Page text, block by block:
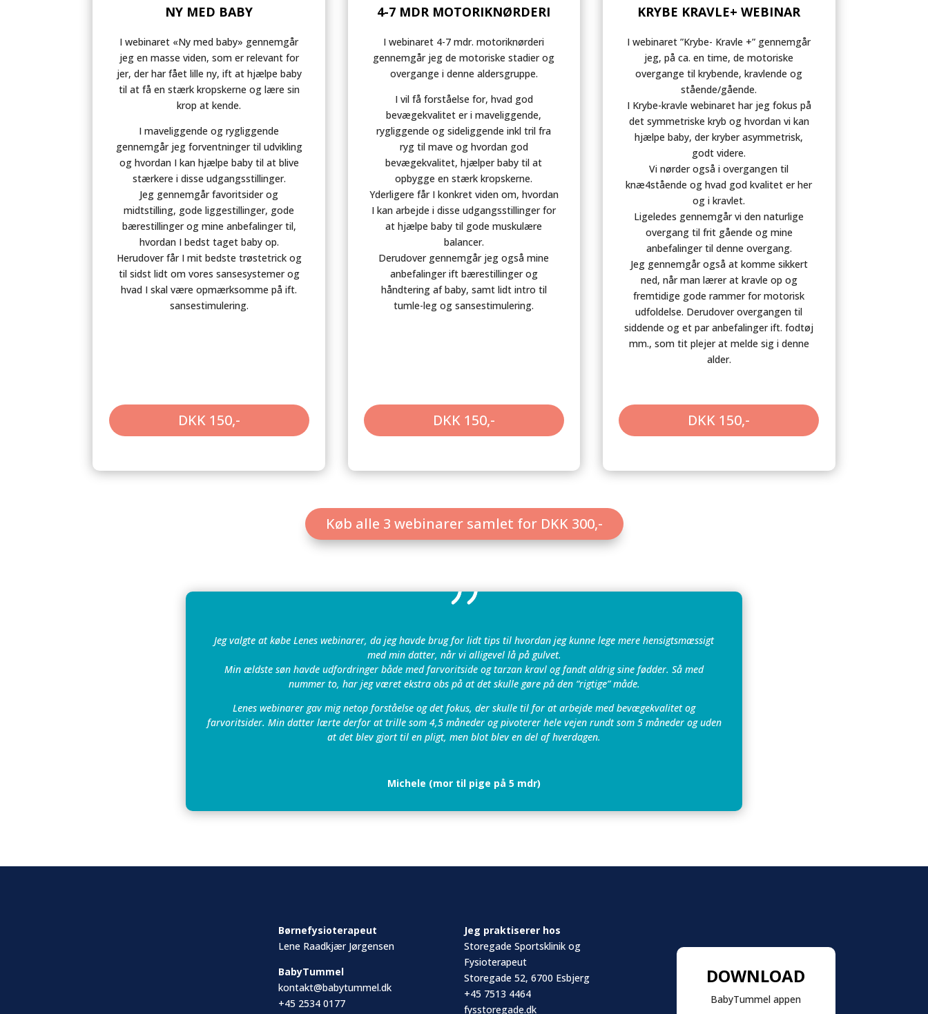
NY MED BABY
I webinaret «Ny med baby» gennemgår
jeg en masse viden, som er relevant for
jer, der har fået lille ny, ift at hjælpe baby
til at få en stærk kropskerne og lære sin
krop at kende.
I maveliggende og rygliggende
gennemgår jeg forventninger til udvikling
og hvordan I kan hjælpe baby til at blive
stærkere i disse udgangsstillinger.
Jeg gennemgår favoritsider og
midtstilling, gode liggestillinger, gode
bærestillinger og mine anbefalinger til,
hvordan I bedst taget baby op.
Herudover får I mit bedste trøstetrick og
til sidst lidt om vores sansesystemer og
hvad I skal være opmærksomme på ift.
sansestimulering.
DKK 150,-
4-7 MDR MOTORIKNØRDERI
I webinaret 4-7 mdr. motoriknørderi
gennemgår jeg de motoriske stadier og
overgange i denne aldersgruppe.
I vil få forståelse for, hvad god
bevægekvalitet er i maveliggende,
rygliggende og sideliggende inkl tril fra
ryg til mave og hvordan god
bevægekvalitet, hjælper baby til at
opbygge en stærk kropskerne.
Yderligere får I konkret viden om, hvordan
I kan arbejde i disse udgangsstillinger for
at hjælpe baby til gode muskulære
balancer.
Derudover gennemgår jeg også mine
anbefalinger ift bærestillinger og
håndtering af baby, samt lidt intro til
tumle-leg og sansestimulering.
DKK 150,-
KRYBE KRAVLE+ WEBINAR
I webinaret ”Krybe- Kravle +” gennemgår
jeg, på ca. en time, de motoriske
overgange til krybende, kravlende og
stående/gående.
I Krybe-kravle webinaret har jeg fokus på
det symmetriske kryb og hvordan vi kan
hjælpe baby, der kryber asymmetrisk,
godt videre.
Vi nørder også i overgangen til
knæ4stående og hvad god kvalitet er her
og i kravlet.
Ligeledes gennemgår vi den naturlige
overgang til frit gående og mine
anbefalinger til denne overgang.
Jeg gennemgår også at komme sikkert
ned, når man lærer at kravle op og
fremtidige gode rammer for motorisk
udfoldelse. Derudover overgangen til
siddende og et par anbefalinger ift. fodtøj
mm., som tit plejer at melde sig i denne
alder.
DKK 150,-
Køb alle 3 webinarer samlet for DKK 300,-
Jeg valgte at købe Lenes webinarer, da jeg havde brug for lidt tips til hvordan jeg kunne lege mere hensigtsmæssigt
med min datter, når vi alligevel lå på gulvet.
Min ældste søn havde udfordringer både med farvoritside og tarzan kravl og fandt aldrig sine fødder. Så med
nummer to, har jeg været ekstra obs på at det skulle gøre på den “rigtige” måde.
Lenes webinarer gav mig netop forståelse og det fokus, der skulle til for at arbejde med bevægekvalitet og
farvoritsider. Min datter lærte derfor at trille som 4,5 måneder og pivoterer hele vejen rundt som 5 måneder og uden
at det blev gjort til en pligt, men blot blev en del af hverdagen.
Michele (mor til pige på 5 mdr)
Børnefysioterapeut
Lene Raadkjær Jørgensen
BabyTummel
kontakt@babytummel.dk
+45 2534 0177
Jeg praktiserer hos
Storegade Sportsklinik og
Fysioterapeut
Storegade 52, 6700 Esbjerg
+45 7513 4464
fysstoregade.dk
DOWNLOAD
BabyTummel appen